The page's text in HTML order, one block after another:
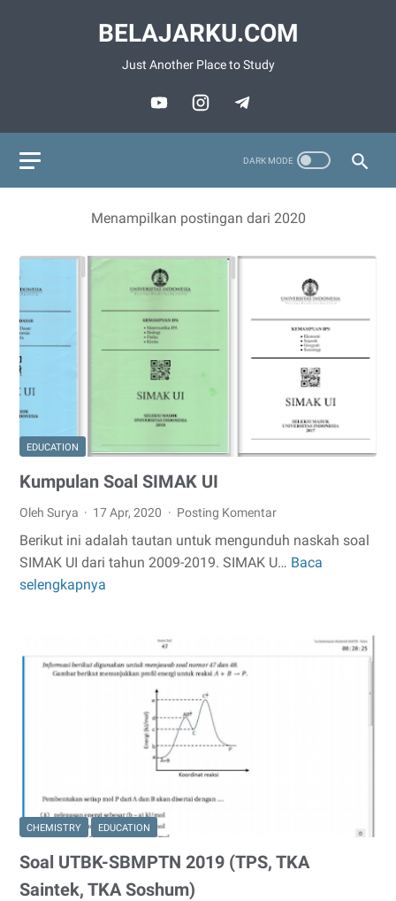
BELAJARKU.COM
Just Another Place to Study
Menampilkan postingan dari 2020
EDUCATION
Kumpulan Soal SIMAK UI
Oleh Surya 17 Apr, 2020 Posting Komentar
Berikut ini adalah tautan untuk mengunduh naskah soal
SIMAK UI dari tahun 2009-2019. SIMAK U… Baca
selengkapnya
Kumpulan
CHEMISTRY EDUCATION
Soal UTBK-SBMPTN 2019 (TPS, TKA
Saintek, TKA Soshum)